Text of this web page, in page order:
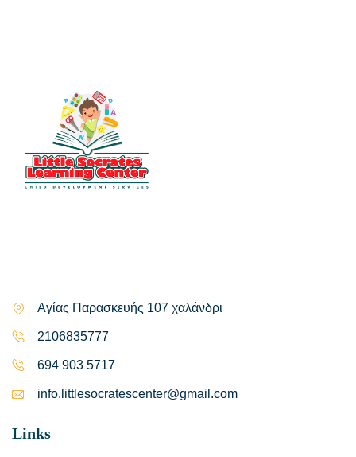
Αγίας Παρασκευής 107 χαλάνδρι
2106835777
694 903 5717
info.littlesocratescenter@gmail.com
Links